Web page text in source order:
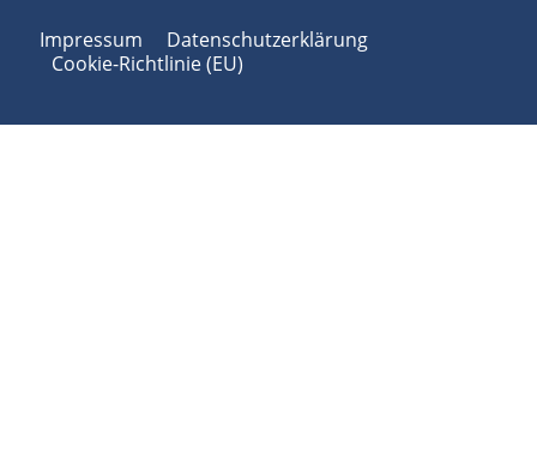
Impressum
Datenschutzerklärung
Cookie-Richtlinie (EU)